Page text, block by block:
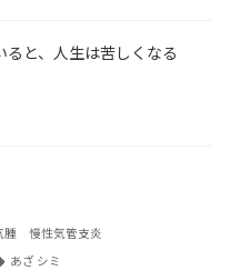
ると、人生は苦しくなる
腫 慢性気管支炎
あざ シミ